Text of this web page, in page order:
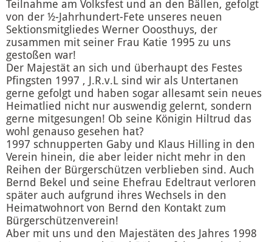
Teilnahme am Volksfest und an den Bällen, gefolgt
von der ½-Jahrhundert-Fete unseres neuen
Sektionsmitgliedes Werner Ooosthuys, der
zusammen mit seiner Frau Katie 1995 zu uns
gestoßen war!
Der Majestät an sich und überhaupt des Festes
Pfingsten 1997 , J.R.v.L sind wir als Untertanen
gerne gefolgt und haben sogar allesamt sein neues
Heimatlied nicht nur auswendig gelernt, sondern
gerne mitgesungen! Ob seine Königin Hiltrud das
wohl genauso gesehen hat?
1997 schnupperten Gaby und Klaus Hilling in den
Verein hinein, die aber leider nicht mehr in den
Reihen der Bürgerschützen verblieben sind. Auch
Bernd Bekel und seine Ehefrau Edeltraut verloren
später auch aufgrund ihres Wechsels in den
Heimatwohnort von Bernd den Kontakt zum
Bürgerschützenverein!
Aber mit uns und den Majestäten des Jahres 1998